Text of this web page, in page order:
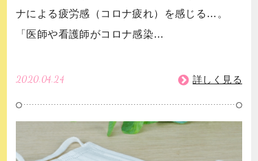
ナによる疲労感（コロナ疲れ）を感じる…。
「医師や看護師がコロナ感染…
2020.04.24 詳しく見る